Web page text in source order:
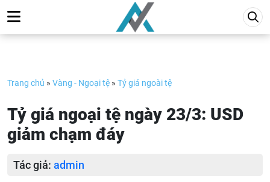
to
content
Trang chủ » Vàng - Ngoại tệ » Tỷ giá ngoài tệ
Tỷ giá ngoại tệ ngày 23/3: USD
giảm chạm đáy
Tác giả: admin